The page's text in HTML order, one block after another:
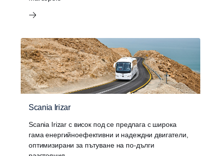
Scania Irizar
Scania Irizar с висок под се предлага с широка
гама енергийноефективни и надеждни двигатели,
оптимизирани за пътуване на по-дълги